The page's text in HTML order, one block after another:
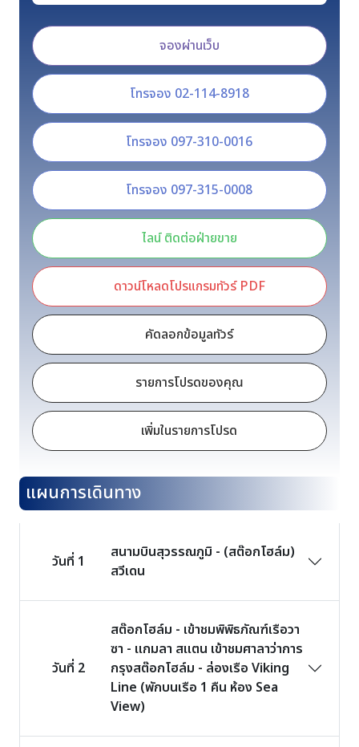
จองผ่านเว็บ
โทรจอง 02-114-8918
โทรจอง 097-310-0016
โทรจอง 097-315-0008
ไลน์ ติดต่อฝ่ายขาย
ดาวน์โหลดโปรแกรมทัวร์ PDF
คัดลอกข้อมูลทัวร์
รายการโปรดของคุณ
เพิ่มในรายการโปรด
แผนการเดินทาง
วันที่ 1
สนามบินสุวรรณภูมิ - (สต๊อกโฮล์ม)
สวีเดน
วันที่ 2
สต๊อกโฮล์ม - เข้าชมพิพิธภัณฑ์เรือวา
ซา - แกมลา สแตน เข้าชมศาลาว่าการ
กรุงสต๊อกโฮล์ม - ล่องเรือ Viking
Line (พักบนเรือ 1 คืน ห้อง Sea
View)